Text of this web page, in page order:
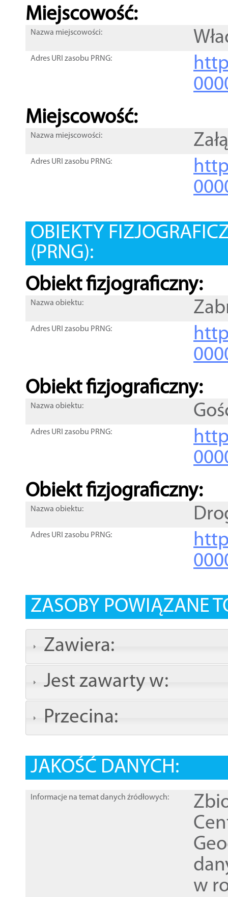
Miejscowość:
Nazwa miejscowości:
Adres URI zasobu PRNG:
Miejscowość:
Nazwa miejscowości:
Adres URI zasobu PRNG:
OBIEKTY
(PRNG):
Obiekt fizjograficzny:
Nazwa obiektu:
Adres URI zasobu PRNG:
Obiekt fizjograficzny:
Nazwa obiektu:
Adres URI zasobu PRNG:
Obiekt fizjograficzny:
Nazwa obiektu:
Adres URI zasobu PRNG:
ZASOBY POWIĄZANE
Zawiera:
Jest zawarty w:
Przecina:
JAKOŚĆ DANYCH:
Informacje na temat danych źródłowych:
w